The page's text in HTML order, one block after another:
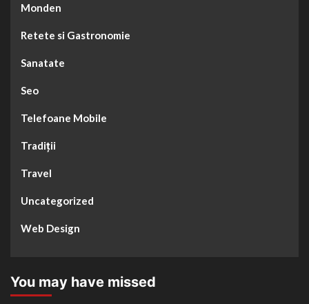
Monden
Retete si Gastronomie
Sanatate
Seo
Telefoane Mobile
Tradiții
Travel
Uncategorized
Web Design
You may have missed